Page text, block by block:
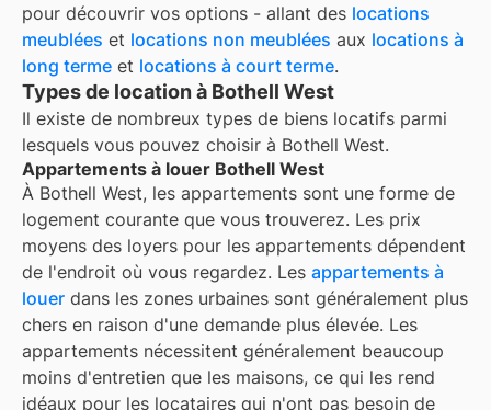
pour découvrir vos options - allant des locations
meublées et locations non meublées aux locations à
long terme et locations à court terme.
Types de location à Bothell West
Il existe de nombreux types de biens locatifs parmi
lesquels vous pouvez choisir à Bothell West.
Appartements à louer Bothell West
À Bothell West, les appartements sont une forme de
logement courante que vous trouverez. Les prix
moyens des loyers pour les appartements dépendent
de l'endroit où vous regardez. Les appartements à
louer dans les zones urbaines sont généralement plus
chers en raison d'une demande plus élevée. Les
appartements nécessitent généralement beaucoup
moins d'entretien que les maisons, ce qui les rend
idéaux pour les locataires qui n'ont pas besoin de